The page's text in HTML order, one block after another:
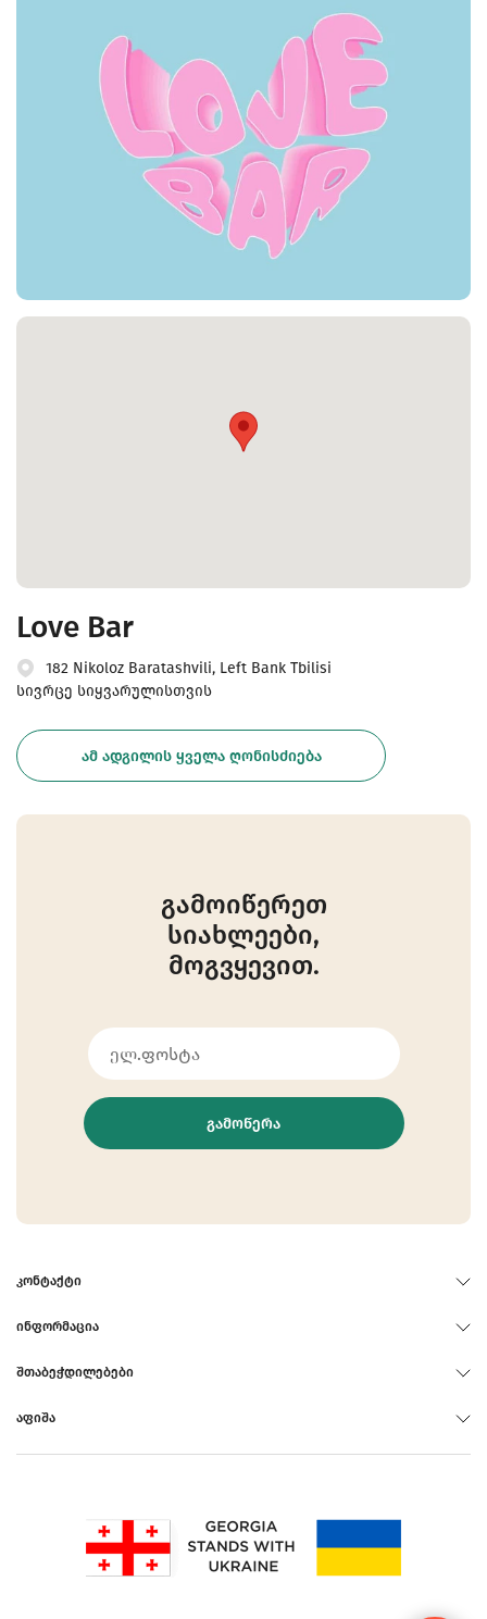
Love Bar
182 Nikoloz Baratashvili, Left Bank Tbilisi
სივრცე სიყვარულისთვის
ᲐᲛ ᲐᲓᲒᲘᲚᲘᲡ ᲧᲕᲔᲚᲐ ᲦᲝᲜᲘᲡᲫᲘᲔᲑᲐ
გამოიწერეთ
სიახლეები,
მოგვყევით.
ᲒᲐᲛᲝᲬᲔᲠᲐ
ᲙᲝᲜᲢᲐᲥᲢᲘ
ᲘᲜᲤᲝᲠᲛᲐᲪᲘᲐ
ᲨᲗᲐᲑᲔᲭᲓᲘᲚᲔᲑᲔᲑᲘ
ᲐᲤᲘᲨᲐ